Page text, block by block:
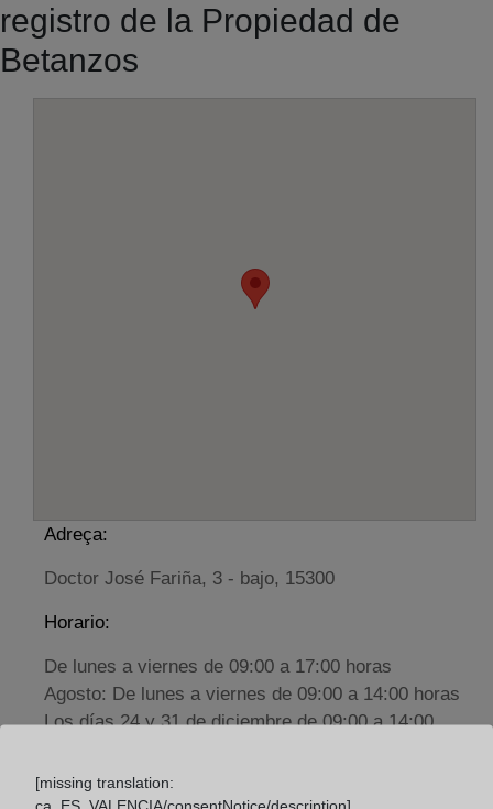
registro de la Propiedad de
Betanzos
Adreça:
Doctor José Fariña, 3 - bajo, 15300
Horario:
De lunes a viernes de 09:00 a 17:00 horas
Agosto: De lunes a viernes de 09:00 a 14:00 horas
Los días 24 y 31 de diciembre de 09:00 a 14:00
[missing translation:
ca_ES_VALENCIA/consentNotice/description]